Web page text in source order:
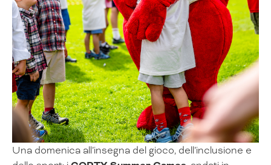
Una domenica all’insegna del gioco, dell’inclusione e